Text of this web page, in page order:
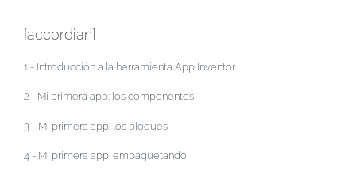
[accordian]
1 - Introducción a la herramienta App Inventor
2 - Mi primera app: los componentes
3 - Mi primera app: los bloques
4 - Mi primera app: empaquetando